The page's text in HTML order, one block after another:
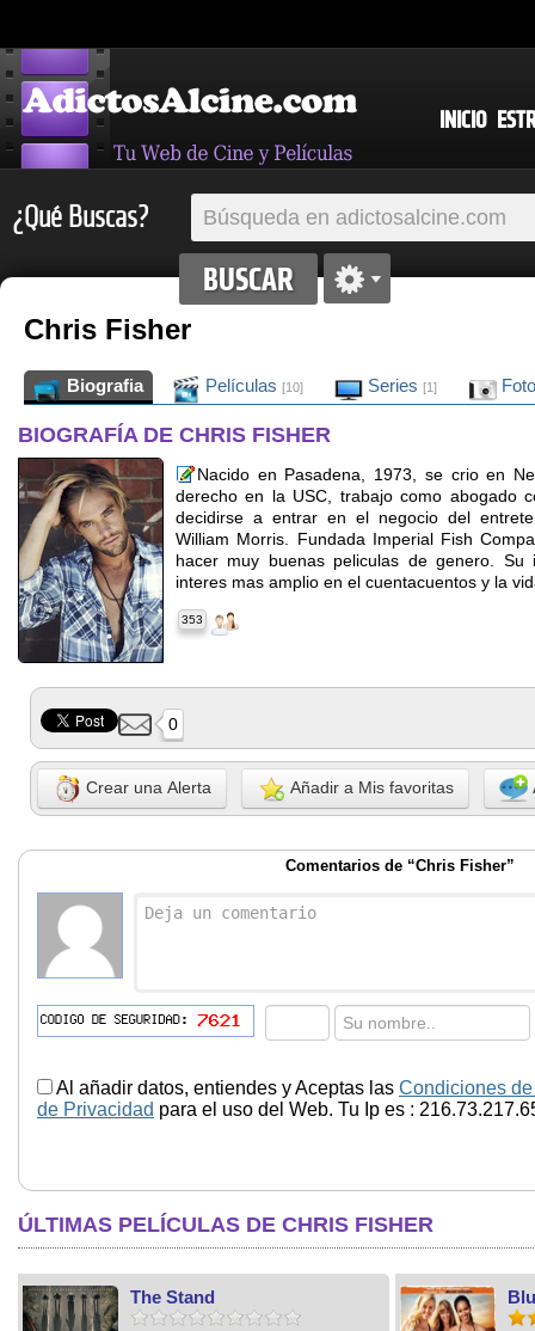
INICIO
¿Qué Buscas?
Chris Fisher
Biografia Películas [10] Series [1]
BIOGRAFÍA DE CHRIS FISHER
Nacido en Pasadena, 1973, se crio en
derecho en la USC, trabajo como abogado
decidirse a entrar en el negocio del
William Morris. Fundada Imperial Fish
hacer muy buenas peliculas de genero.
interes mas amplio en el cuentacuentos y la
353
0
Crear una Alerta Añadir a Mis favoritas
Comentarios de “Chris Fisher”
Al añadir datos, entiendes y Aceptas las Condiciones
de Privacidad para el uso del Web. Tu Ip es :
ÚLTIMAS PELÍCULAS DE CHRIS FISHER
The Stand